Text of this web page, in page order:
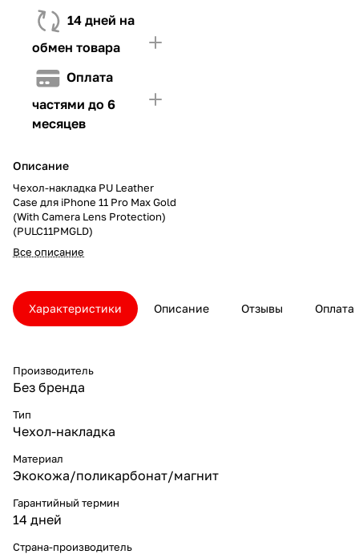
14 дней на
обмен товара
Оплата
частями до 6
месяцев
Описание
Чехол-накладка PU Leather
Case для iPhone 11 Pro Max Gold
(With Camera Lens Protection)
(PULC11PMGLD)
Все описание
Характеристики Описание Отзывы Оплата
Производитель
Без бренда
Тип
Чехол-накладка
Материал
Экокожа/поликарбонат/магнит
Гарантийный термин
14 дней
Страна-производитель